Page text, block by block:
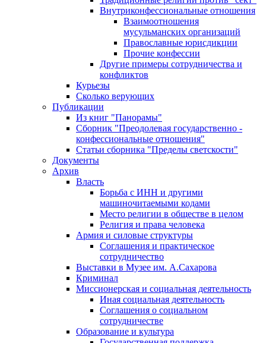
Внутриконфессиональные отношения
Взаимоотношения
мусульманских организаций
Православные юрисдикции
Прочие конфессии
Другие примеры сотрудничества и
конфликтов
Курьезы
Сколько верующих
Публикации
Из книг "Панорамы"
Сборник "Преодолевая государственно -
конфессиональные отношения"
Статьи сборника "Пределы светскости"
Документы
Архив
Власть
Борьба с ИНН и другими
машиночитаемыми кодами
Место религии в обществе в целом
Религия и права человека
Армия и силовые структуры
Соглашения и практическое
сотрудничество
Выставки в Музее им. А.Сахарова
Криминал
Миссионерская и социальная деятельность
Иная социальная деятельность
Соглашения о социальном
сотрудничестве
Образование и культура